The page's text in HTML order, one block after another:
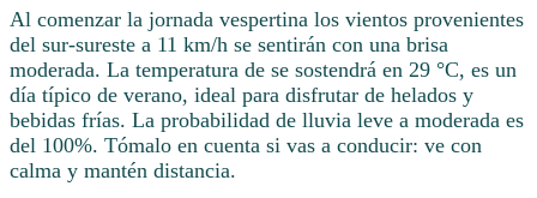
Al comenzar la jornada vespertina los vientos provenientes
del sur-sureste a 11 km/h se sentirán con una brisa
moderada. La temperatura de se sostendrá en 29 °C, es un
día típico de verano, ideal para disfrutar de helados y
bebidas frías. La probabilidad de lluvia leve a moderada es
del 100%. Tómalo en cuenta si vas a conducir: ve con
calma y mantén distancia.